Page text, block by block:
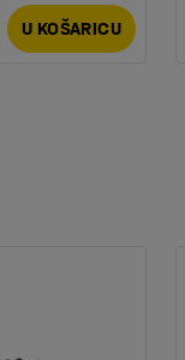
U KOŠARICU